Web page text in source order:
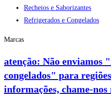
Recheios e Saborizantes
Refrigerados e Congelados
Marcas
atenção: Não enviamos
congelados" para
informações, chame-nos